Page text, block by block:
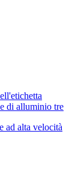
di alluminio tre
ad alta velocità